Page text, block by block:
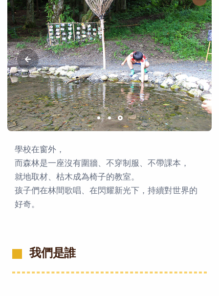
學校在窗外，
而森林是一座沒有圍牆、不穿制服、不帶課本，
就地取材、枯木成為椅子的教室。
孩子們在林間歌唱、在閃耀新光下，持續對世界的
好奇。
我們是誰